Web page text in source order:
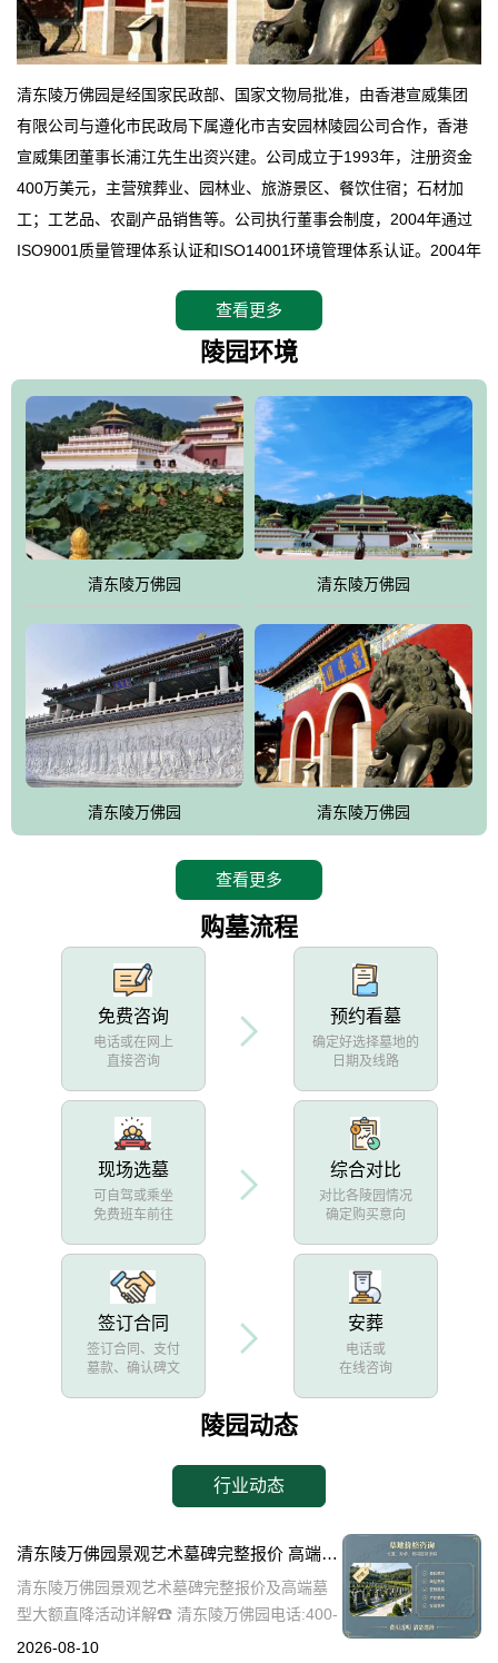
清东陵万佛园是经国家民政部、国家文物局批准，由香港宣威集团
有限公司与遵化市民政局下属遵化市吉安园林陵园公司合作，香港
宣威集团董事长浦江先生出资兴建。公司成立于1993年，注册资金
400万美元，主营殡葬业、园林业、旅游景区、餐饮住宿；石材加
工；工艺品、农副产品销售等。公司执行董事会制度，2004年通过
ISO9001质量管理体系认证和ISO14001环境管理体系认证。2004年
拥有4A级旅游区头衔的花园式陵园，园内建有四星级酒店一座。
万佛园位于遵化市境内，座落在世界文化遗产清东陵地形墙内，地
形绝佳，地理位置优越，交通便利。公司以“建设全国顶级人生后花
园、打造佛教精品旅游圣地”为目标，以海外归侨、国内外知名人士
的墓地安葬、祭祀吊亡并结合旅游参观构成其主要使用功能；以苍
郁绚丽、优雅宜人的园林景观构成其外部形象。通过墓园建设与造
园手法相结合的默契操作，建成一处特色鲜明、服务周全、环境优
美、民族风格突出，与周边文物古迹交相呼应的极具吸引力的花园
式园林。
万佛园工程一期占地448亩，目前完成投资近12亿元人民币，园区采
用全仿古式建筑，寻求与世界文化遗产地清东陵的和谐统一，在园
区建设中寻求陵园建设与景区建设的有机融合，充分发挥独一无二
的地形优势，打造现代艺术园林，建设旅游景观、寺庙、酒店等综
合服务设施，服务于陵园经营，使企业的多元化经营项目相互依
托、相互促进，园区绿化覆盖率达90%。
设计建造各种墓地墓位3万个；主体建筑金宝塔，墓位容量8万个，
能适应不同消费阶层的需求，为客户提供墓碑设计制作服务、特色
查看更多
陵园环境
清东陵万佛园 清东陵万佛园
清东陵万佛园 清东陵万佛园
查看更多
购墓流程
免费咨询
电话或在网上
直接咨询
预约看墓
确定好选择墓地的
日期及线路
现场选墓
可自驾或乘坐
免费班车前往
综合对比
对比各陵园情况
确定购买意向
签订合同
签订合同、支付
墓款、确认碑文
安葬
电话或
在线咨询
陵园动态
行业动态
清东陵万佛园景观艺术墓碑完整报价 高端墓型大额直降活动详解
清东陵万佛园景观艺术墓碑完整报价及高端墓
型大额直降活动详解☎ 清东陵万佛园电话:400-
838-5063清东陵万佛园，作为中国历史上著名
2026-08-10